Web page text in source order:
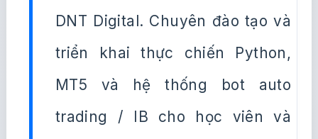
DNT Digital. Chuyên đào tạo và
triển khai thực chiến Python,
MT5 và hệ thống bot auto
trading / IB cho học viên và